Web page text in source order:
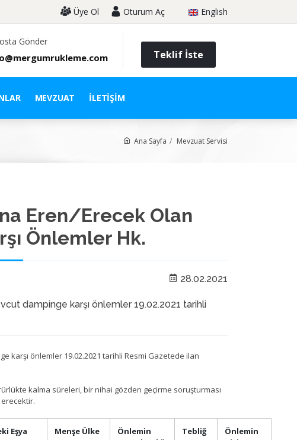
Üye Ol Oturum Aç English
Gönder
Teklif İste
MEVZUAT İLETIŞIM
Ana Sayfa Mevzuat Servisi
Eren/Erecek Olan
Önlemler Hk.
28.02.2021
dampinge karşı önlemler 19.02.2021 tarihli
karşı önlemler 19.02.2021 tarihli Resmi Gazetede ilan
kalma süreleri, bir nihai gözden geçirme soruşturması
Eşya
Menşe Ülke
Önlemin
Tebliğ
Önlemin